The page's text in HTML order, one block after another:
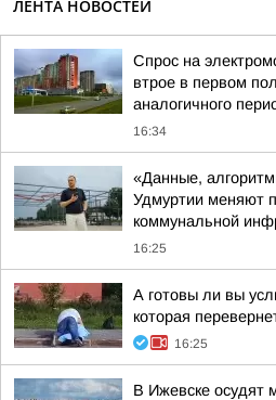
ЛЕНТА НОВОСТЕЙ
Спрос на
втрое в первом
аналогичного
16:34
«Данные,
Удмуртии меняют
коммунальной
16:25
А готовы ли вы
которая
16:25
В Ижевске осудят